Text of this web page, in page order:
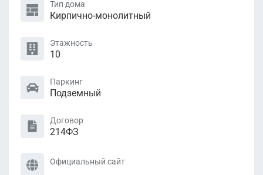
Тип дома
Кирпично-монолитный
Этажность
10
Паркинг
Подземный
Договор
214ФЗ
Официальный сайт